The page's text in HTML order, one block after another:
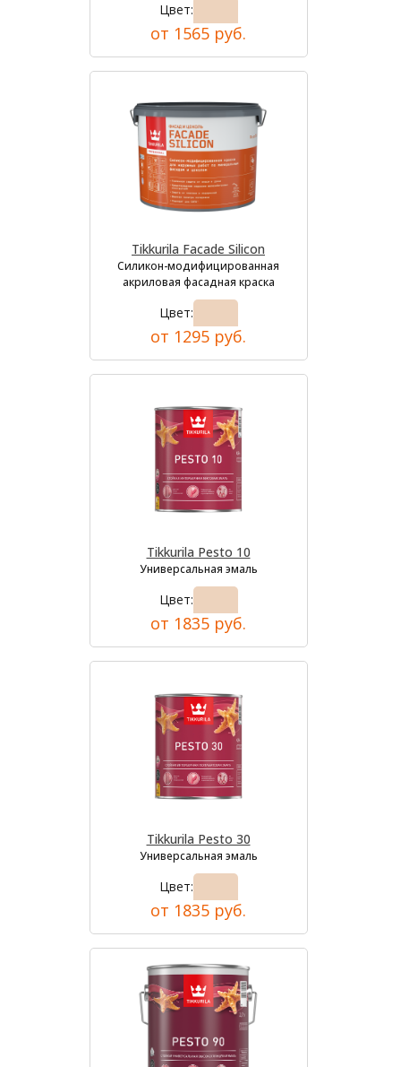
Цвет:
от 1565 руб.
Tikkurila Facade Silicon
Силикон-модифицированная
акриловая фасадная краска
Цвет:
от 1295 руб.
Tikkurila Pesto 10
Универсальная эмаль
Цвет:
от 1835 руб.
Tikkurila Pesto 30
Универсальная эмаль
Цвет:
от 1835 руб.